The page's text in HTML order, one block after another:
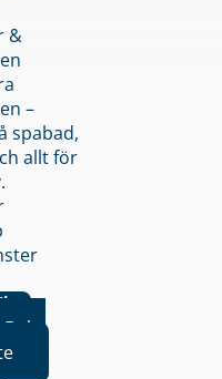
&
–
spabad,
allt för
Boka